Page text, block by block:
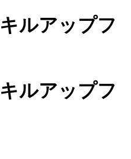
ルアップフ
ルアップフ